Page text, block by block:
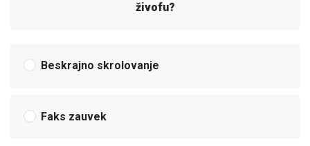
živofu?
Beskrajno skrolovanje
Faks zauvek